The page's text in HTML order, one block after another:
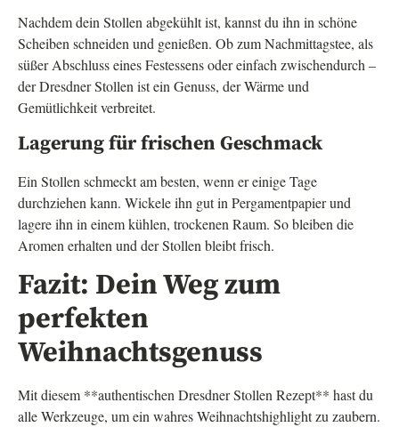
Nachdem dein Stollen abgekühlt ist, kannst du ihn in schöne
Scheiben schneiden und genießen. Ob zum Nachmittagstee, als
süßer Abschluss eines Festessens oder einfach zwischendurch –
der Dresdner Stollen ist ein Genuss, der Wärme und
Gemütlichkeit verbreitet.
Lagerung für frischen Geschmack
Ein Stollen schmeckt am besten, wenn er einige Tage
durchziehen kann. Wickele ihn gut in Pergamentpapier und
lagere ihn in einem kühlen, trockenen Raum. So bleiben die
Aromen erhalten und der Stollen bleibt frisch.
Fazit: Dein Weg zum
perfekten
Weihnachtsgenuss
Mit diesem **authentischen Dresdner Stollen Rezept** hast du
alle Werkzeuge, um ein wahres Weihnachtshighlight zu zaubern.